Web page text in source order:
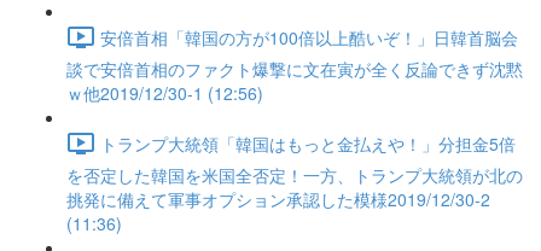
安倍首相「韓国の方が100倍以上酷いぞ！」日韓首脳会
談で安倍首相のファクト爆撃に文在寅が全く反論できず沈黙
ｗ他2019/12/30-1 (12:56)
トランプ大統領「韓国はもっと金払えや！」分担金5倍
を否定した韓国を米国全否定！一方、トランプ大統領が北の
挑発に備えて軍事オプション承認した模様2019/12/30-2
(11:36)